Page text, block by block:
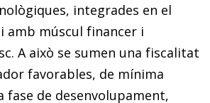
integrades en el
múscul financer i
A això se sumen una fiscalitat
favorables, de mínima
fase de desenvolupament,